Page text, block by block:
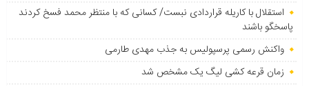
استقلال با کاریله قراردادی نبست/ کسانی که با منتظر محمد فسخ کردند
پاسخگو باشند
واکنش رسمی پرسپولیس به جذب مهدی طارمی
زمان قرعه کشی لیگ یک مشخص شد